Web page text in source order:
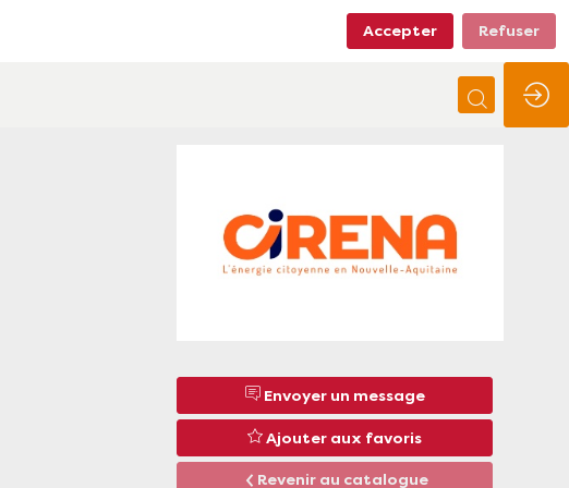
Envoyer un message
Ajouter aux favoris
Revenir au catalogue
Accepter Refuser